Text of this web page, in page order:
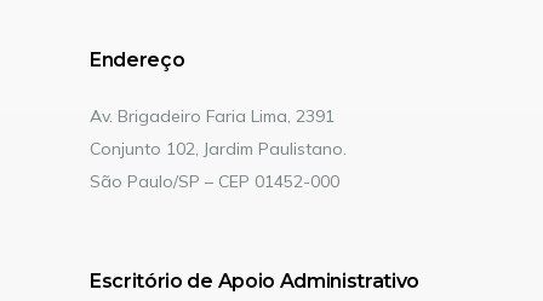
Endereço
Av. Brigadeiro Faria Lima, 2391
Conjunto 102, Jardim Paulistano.
São Paulo/SP – CEP 01452-000
Escritório de Apoio Administrativo